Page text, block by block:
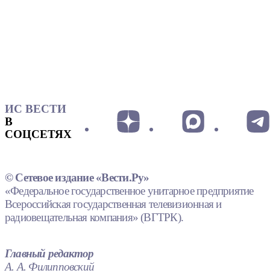
ИС ВЕСТИ
В
СОЦСЕТЯХ
© Сетевое издание «Вести.Ру»
«Федеральное государственное унитарное предприятие
Всероссийская государственная телевизионная и
радиовещательная компания» (ВГТРК).
Главный редактор
А. А. Филипповский